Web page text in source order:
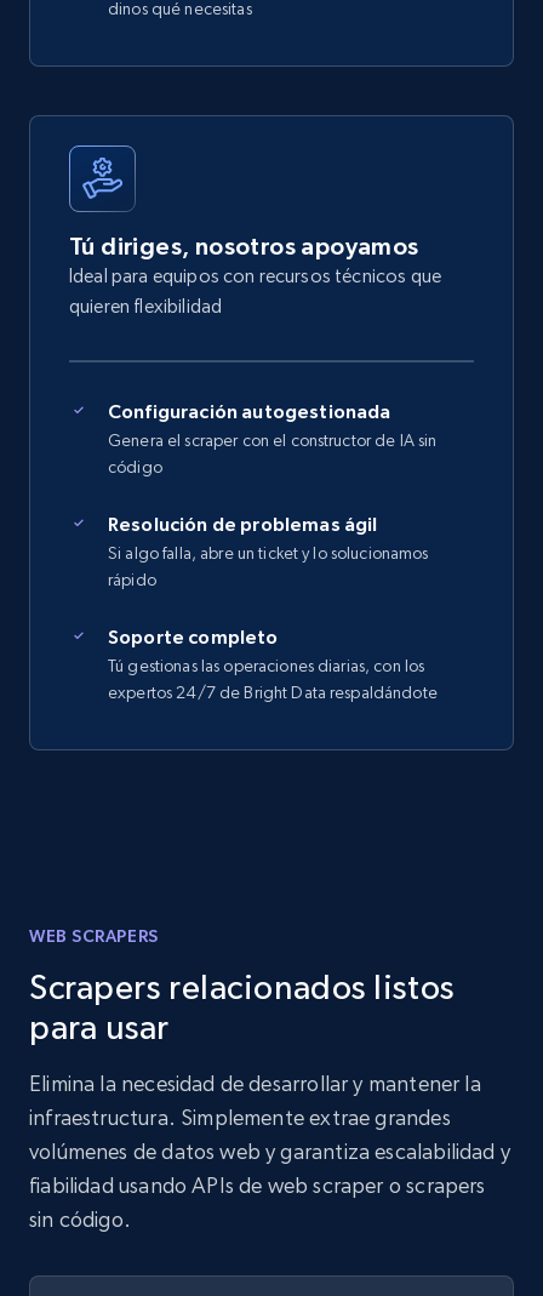
dinos qué necesitas
Tú diriges, nosotros apoyamos
Ideal para equipos con recursos técnicos que
quieren flexibilidad
Configuración autogestionada
Genera el scraper con el constructor de IA sin
código
Resolución de problemas ágil
Si algo falla, abre un ticket y lo solucionamos
rápido
Soporte completo
Tú gestionas las operaciones diarias, con los
expertos 24/7 de Bright Data respaldándote
WEB SCRAPERS
Scrapers relacionados listos
para usar
Elimina la necesidad de desarrollar y mantener la
infraestructura. Simplemente extrae grandes
volúmenes de datos web y garantiza escalabilidad y
fiabilidad usando APIs de web scraper o scrapers
sin código.